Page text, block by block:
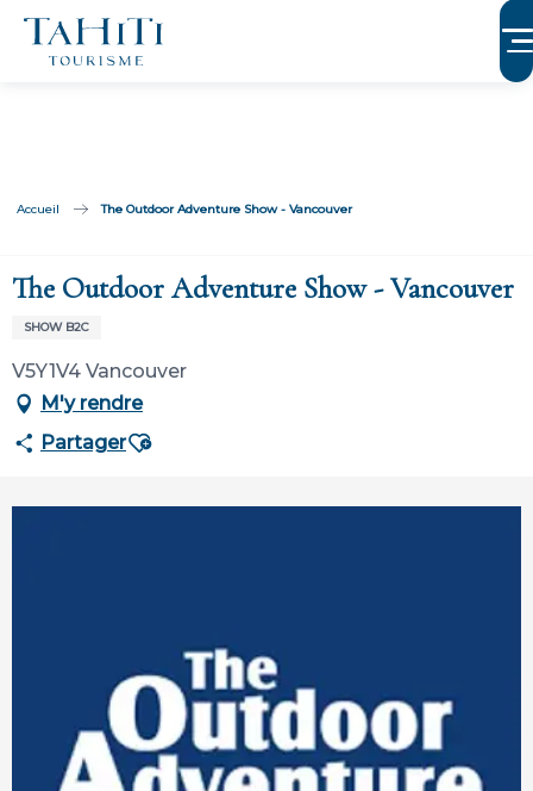
Aller
contenu
Accueil The Outdoor Adventure Show - Vancouver
The Outdoor Adventure Show - Vancouver
SHOW B2C
V5Y1V4 Vancouver
M'y rendre
PartagerAjouter aux favoris